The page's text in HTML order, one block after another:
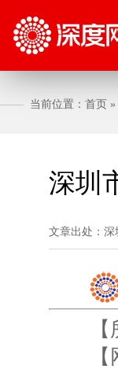
当前位置： 首页 »
深圳
文章出处：深
【所
【网